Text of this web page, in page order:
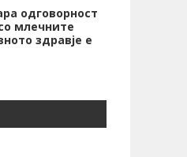
одговорност
млечните
здравје е